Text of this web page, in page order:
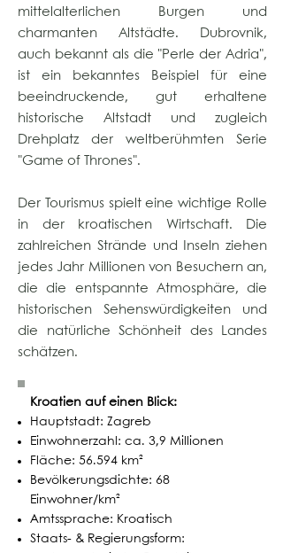
mittelalterlichen Burgen und
charmanten Altstädte. Dubrovnik,
auch bekannt als die "Perle der Adria",
ist ein bekanntes Beispiel für eine
beeindruckende, gut erhaltene
historische Altstadt und zugleich
Drehplatz der weltberühmten Serie
"Game of Thrones".
Der Tourismus spielt eine wichtige Rolle
in der kroatischen Wirtschaft. Die
zahlreichen Strände und Inseln ziehen
jedes Jahr Millionen von Besuchern an,
die die entspannte Atmosphäre, die
historischen Sehenswürdigkeiten und
die natürliche Schönheit des Landes
schätzen.
Kroatien auf einen Blick:
Hauptstadt: Zagreb
Einwohnerzahl: ca. 3,9 Millionen
Fläche: 56.594 km²
Bevölkerungsdichte: 68
Einwohner/km²
Amtssprache: Kroatisch
Staats- & Regierungsform: